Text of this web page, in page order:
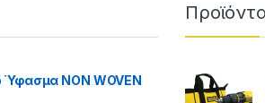
Ύφασμα NON WOVEN